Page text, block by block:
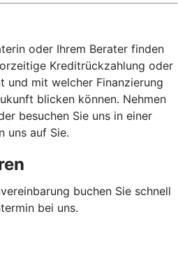
oder Ihrem Berater finden
Kreditrückzahlung oder
und mit welcher Finanzierung
blicken können. Nehmen
besuchen Sie uns in einer
uns auf Sie.
buchen Sie schnell
bei uns.